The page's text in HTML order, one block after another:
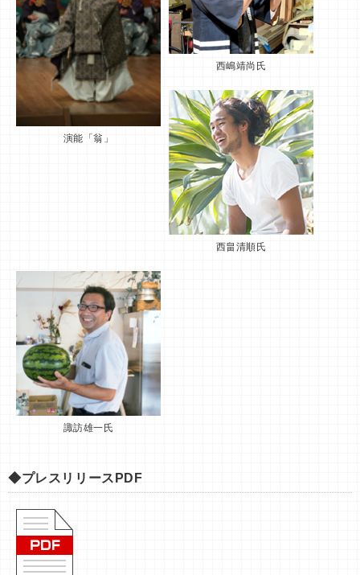
演能「翁」
西嶋靖尚氏
西畠清順氏
諏訪雄一氏
◆プレスリリースPDF